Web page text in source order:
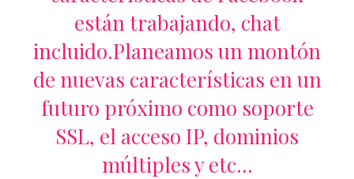
están trabajando, chat
incluido.Planeamos un montón
de nuevas características en un
futuro próximo como soporte
SSL, el acceso IP, dominios
múltiples y etc…